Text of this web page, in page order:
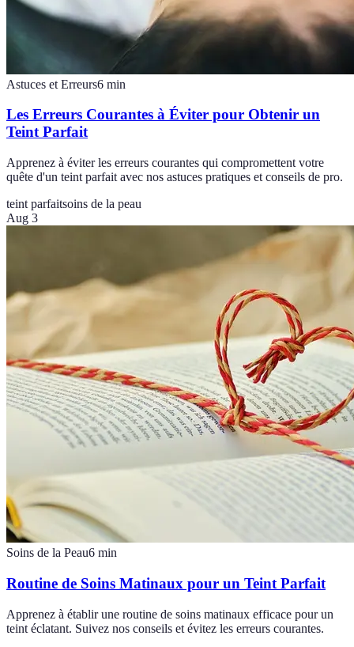
Astuces et Erreurs6 min
Les Erreurs Courantes à Éviter pour Obtenir un
Teint Parfait
Apprenez à éviter les erreurs courantes qui compromettent votre
quête d'un teint parfait avec nos astuces pratiques et conseils de pro.
teint parfaitsoins de la peau
Aug 3
Soins de la Peau6 min
Routine de Soins Matinaux pour un Teint Parfait
Apprenez à établir une routine de soins matinaux efficace pour un
teint éclatant. Suivez nos conseils et évitez les erreurs courantes.